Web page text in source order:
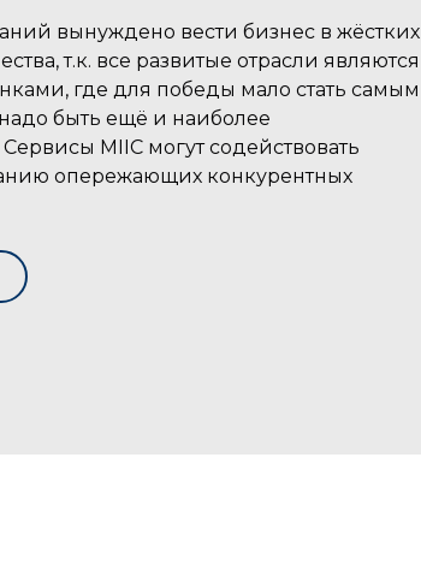
вынуждено вести бизнес в жёстких
т.к. все развитые отрасли являются
где для победы мало стать самым
быть ещё и наиболее
MIIC могут содействовать
опережающих конкурентных